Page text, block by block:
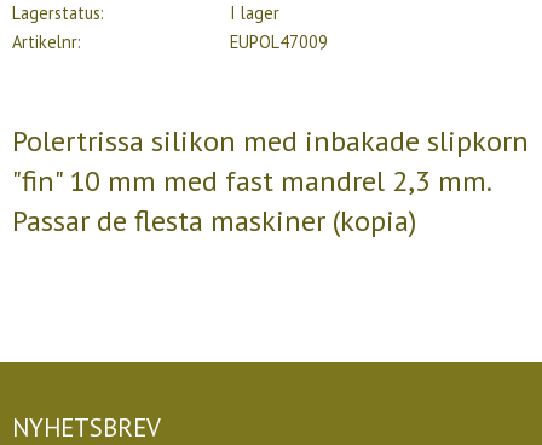
Lagerstatus
I lager
Artikelnr
EUPOL47009
Polertrissa silikon med inbakade slipkorn
"fin" 10 mm med fast mandrel 2,3 mm.
Passar de flesta maskiner (kopia)
NYHETSBREV